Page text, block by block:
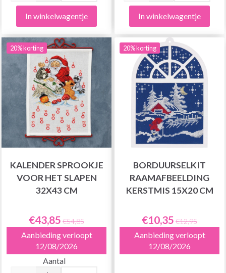
In winkelwagentje In winkelwagentje
20% korting
KALENDER SPROOKJE
VOOR HET SLAPEN
32X43 CM
€43,85 €54,85
Aanbieding verloopt
12/08/2026
Aantal
20% korting
BORDUURSELKIT
RAAMAFBEELDING
KERSTMIS 15X20 CM
€10,35 €12,95
Aanbieding verloopt
12/08/2026